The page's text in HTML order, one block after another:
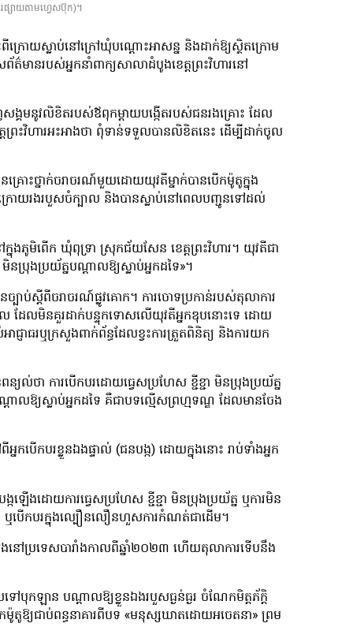
ផ្សាយតាមហ្វេសប៊ុក)។
ក្រោយស្លាប់នៅក្រៅឃុំបណ្តោះអាសន្ន និងដាក់ឱ្យស្ថិតក្រោម
ព័ត៌មានរបស់អ្នកនាំពាក្យសាលាដំបូងខេត្តព្រះវិហារនៅ
សង្គមនូវលិខិតរបស់ឪពុកម្តាយបង្កើតរបស់ជនរងគ្រោះ ដែល
ព្រះវិហារអះអាងថា ពុំទាន់ទទួលបានលិខិតនេះ ដើម្បីដាក់ចូល
គ្រោះថ្នាក់ចរាចរណ៍មួយដោយយុវតីម្នាក់បានបើកម៉ូតូក្នុង
រោយរងរបួសចំក្បាល និងបានស្លាប់នៅពេលបញ្ជូនទៅដល់
នុងភូមិពើក ឃុំពុទ្រា ស្រុកជ័យសែន ខេត្តព្រះវិហារ។ យុវតីជា
នប្រុងប្រយ័ត្នបណ្តាលឱ្យស្លាប់អ្នកដទៃ»។
បាប់ស្តីពីចរាចរណ៍ផ្លូវគោក។ ការចោទប្រកាន់របស់តុលាការ
ល ដែលមិនគួរដាក់បន្ទុកទោសលើយុវតីអ្នកឌុបនោះទេ ដោយ
ញាធរឬក្រសួងពាក់ព័ន្ធដែលខ្វះការត្រួតពិនិត្យ និងការយក
ល់ថា ការបើកបរដោយធ្វេសប្រហែស ខ្ជីខ្ជា មិនប្រុងប្រយ័ត្ន
ាលឱ្យស្លាប់អ្នកដទៃ គឺជាបទល្មើសព្រហ្មទណ្ឌ ដែលមានចែង
បើកបរខ្លួនឯងផ្ទាល់ (ជនបង្ក) ដោយក្នុងនោះ រាប់ទាំងអ្នក
ើងដោយការធ្វេសប្រហែស ខ្ជីខ្ជា មិនប្រុងប្រយ័ត្ន ឬការមិន
ង ឬបើកបរក្នុងល្បឿនលឿនហួសការកំណត់ជាដើម។
នៅប្រទេសបារាំងកាលពីឆ្នាំ២០២៣ ហើយតុលាការទើបនឹង
បុកឡាន បណ្តាលឱ្យខ្លួនឯងរបួសធ្ងន់ធ្ងរ ចំណែកមិត្តភ័ក្តិ
ម៉ូតូឱ្យជាប់ពន្ធនាគារពីបទ «មនុស្សឃាតដោយអចេតនា» ព្រម